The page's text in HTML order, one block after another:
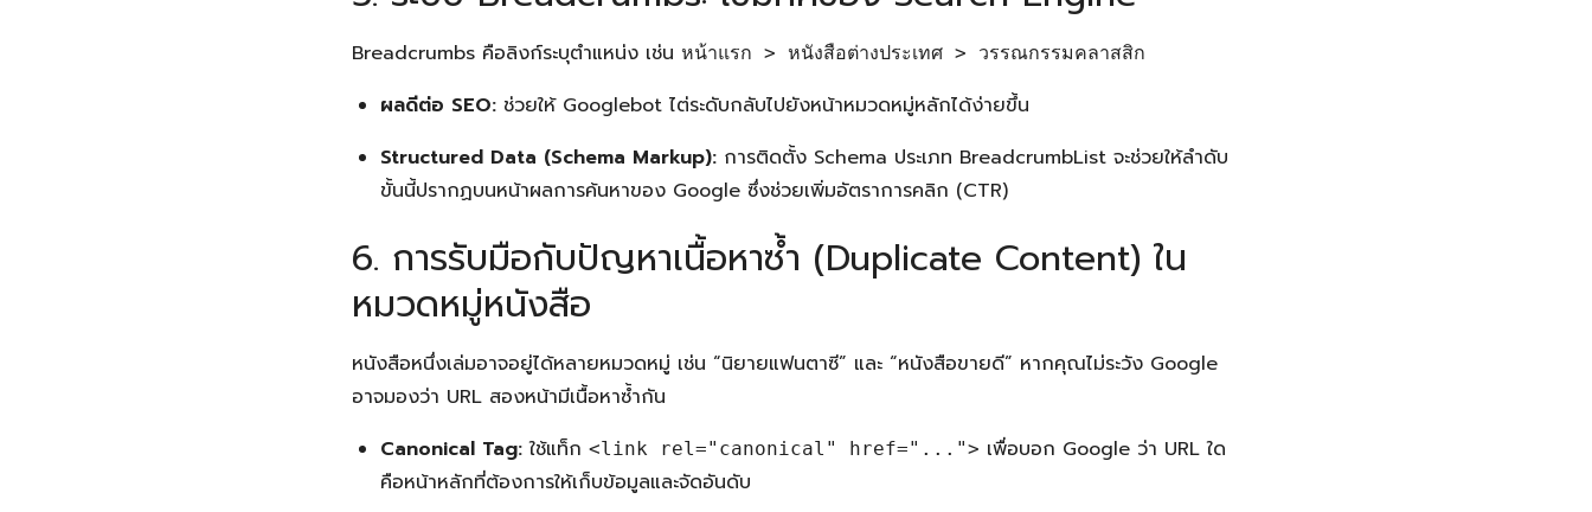
Breadcrumbs คือลิงก์ระบุตำแหน่ง เช่น หน้าแรก > หนังสือต่างประเทศ > วรรณกรรมคลาสสิก
ผลดีต่อ SEO: ช่วยให้ Googlebot ไต่ระดับกลับไปยังหน้าหมวดหมู่หลักได้ง่ายขึ้น
Structured Data (Schema Markup): การติดตั้ง Schema ประเภท BreadcrumbList จะช่วยให้ลำดับ
ขั้นนี้ปรากฏบนหน้าผลการค้นหาของ Google ซึ่งช่วยเพิ่มอัตราการคลิก (CTR)
6. การรับมือกับปัญหาเนื้อหาซ้ำ (Duplicate Content) ใน
หมวดหมู่หนังสือ
หนังสือหนึ่งเล่มอาจอยู่ได้หลายหมวดหมู่ เช่น “นิยายแฟนตาซี” และ “หนังสือขายดี” หากคุณไม่ระวัง Google
อาจมองว่า URL สองหน้ามีเนื้อหาซ้ำกัน
Canonical Tag: ใช้แท็ก <link rel="canonical" href="..."> เพื่อบอก Google ว่า URL ใด
คือหน้าหลักที่ต้องการให้เก็บข้อมูลและจัดอันดับ